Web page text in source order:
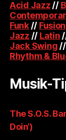
Acid Jazz //
Funk// Fusion
Jazz // Latin
Jack Swing //
Rhythm &
Musik-
The S.O.S.
Doin‘)